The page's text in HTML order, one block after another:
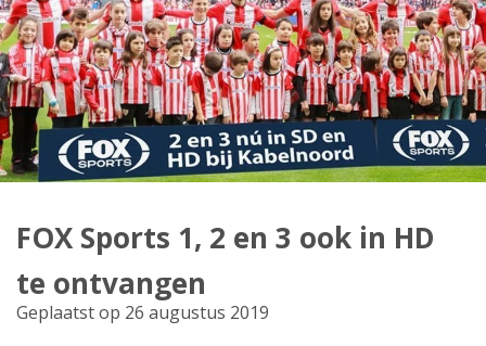
Algemeen
Acties
Zenderaanbod
Klantenservice
Mijn Kabelnoord
FOX Sports 1, 2 en 3 ook in HD
te ontvangen
Geplaatst op 26 augustus 2019